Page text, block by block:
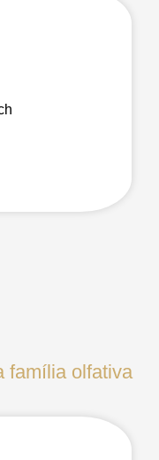
família olfativa